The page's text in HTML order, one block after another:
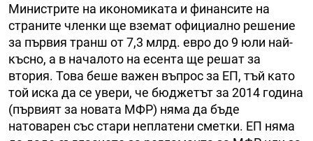
Министрите на икономиката и финансите на
страните членки ще вземат официално решение
за първия транш от 7,3 млрд. евро до 9 юли най-
късно, а в началото на есента ще решат за
втория. Това беше важен въпрос за ЕП, тъй като
той иска да се увери, че бюджетът за 2014 година
(първият за новата МФР) няма да бъде
натоварен със стари неплатени сметки. ЕП няма